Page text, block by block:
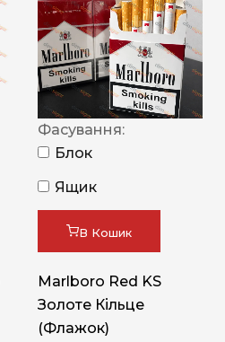
Фасування:
Блок
Ящик
В Кошик
Marlboro Red KS
Золоте Кільце
(Флажок)